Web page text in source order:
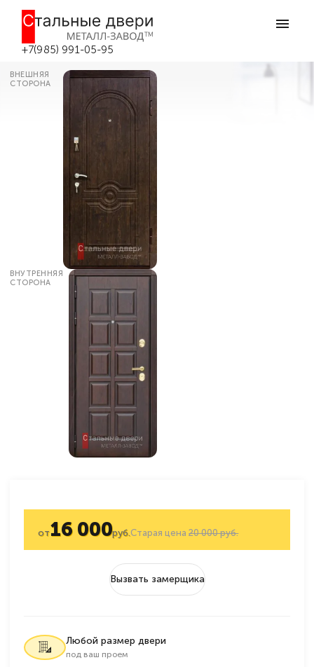
+7(985) 991-05-95
Однопольная дверь с повышенной
теплоизоляцией УТ-34 в Боровске
ВНЕШНЯЯ
СТОРОНА
ВНУТРЕННЯЯ
СТОРОНА
Старая цена20 000 руб.
от16 000руб.
Вызвать замерщика
Любой размер двери
под ваш проем